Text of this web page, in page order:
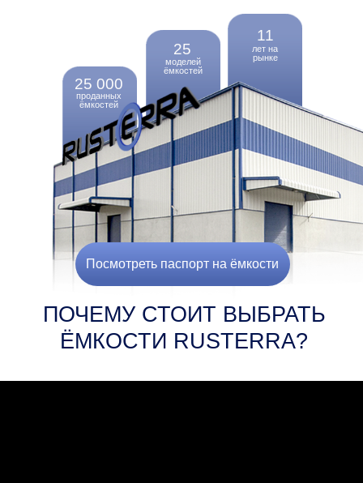
ЁМКОСТИ RUSTERRA?
НАЛАЖЕННОЕ
ПРОИЗВОДСТВО
ЁМКОСТЕЙ RUSTERRA